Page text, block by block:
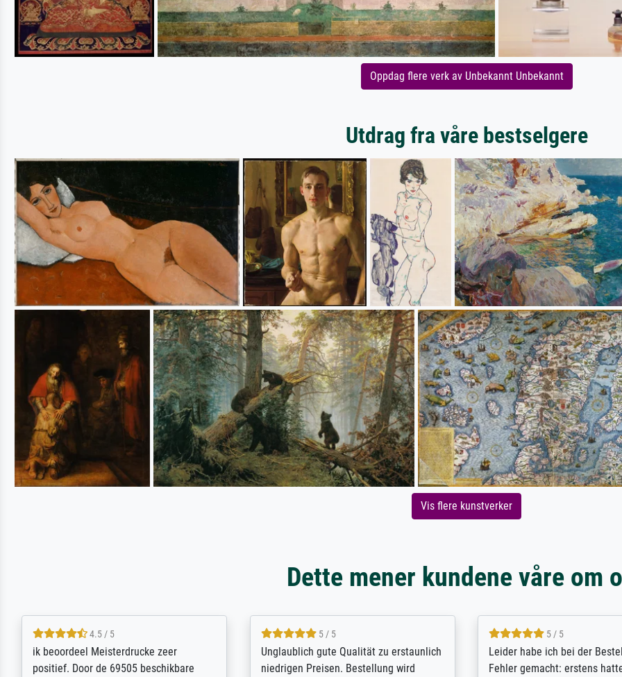
Oppdag flere verk av Unbekannt Unbekannt
Utdrag fra våre bestselgere
Vis flere kunstverker
Dette mener kundene våre om
5 / 5
Die Zufriedenheit ist auch nicht dadurch
getrübt, dass das Bild entgegen einer
5 / 5
Excellent / Highly recommended. The
selection, ordering and payment process
5 / 5
The team at Meisterdrucke
meet its clients demands,